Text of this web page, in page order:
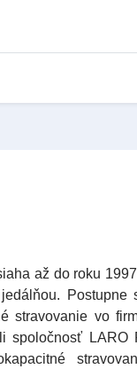
až do roku
Postupne
stravovanie vo
spoločnosť LARO